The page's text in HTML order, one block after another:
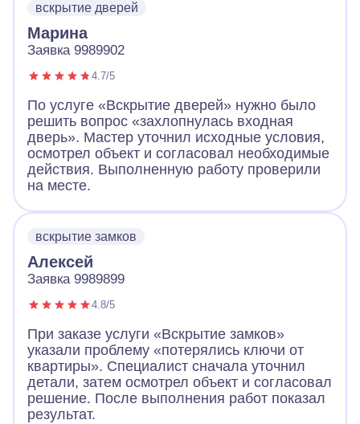
вскрытие дверей
Марина
Заявка 9989902
4.7/5
По услуге «Вскрытие дверей» нужно было
решить вопрос «захлопнулась входная
дверь». Мастер уточнил исходные условия,
осмотрел объект и согласовал необходимые
действия. Выполненную работу проверили
на месте.
вскрытие замков
Алексей
Заявка 9989899
4.8/5
При заказе услуги «Вскрытие замков»
указали проблему «потерялись ключи от
квартиры». Специалист сначала уточнил
детали, затем осмотрел объект и согласовал
решение. После выполнения работ показал
результат.